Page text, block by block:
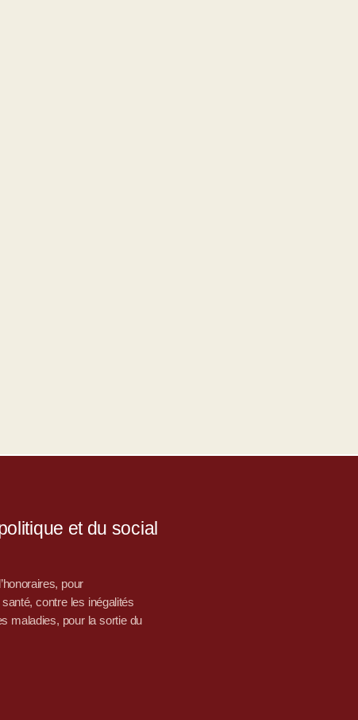
et du social
pour
contre les inégalités
maladies, pour la sortie du